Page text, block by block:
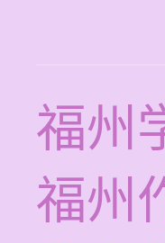
福州
福州